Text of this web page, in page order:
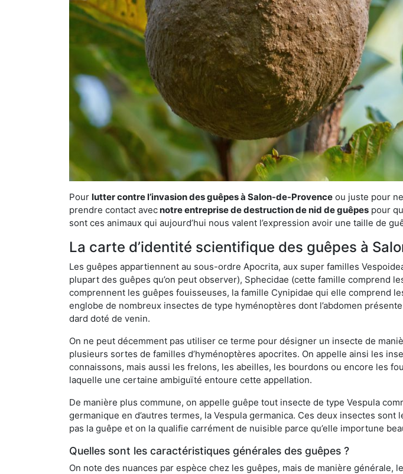
Pour lutter contre l’invasion des guêpes à Salon-de-Provence ou juste pour
prendre contact avecnotre entreprise de destruction de nid de guêpes pour
sont ces animaux qui aujourd’hui nous valent l’expression avoir une taille de
La carte d’identité scientifique des guêpes à
Les guêpes appartiennent au sous-ordre Apocrita, aux super familles
plupart des guêpes qu’on peut observer), Sphecidae (cette famille comprend
comprennent les guêpes fouisseuses, la famille Cynipidae qui elle comprend
englobe de nombreux insectes de type hyménoptères dont l’abdomen
dard doté de venin.
On ne peut décemment pas utiliser ce terme pour désigner un insecte de
plusieurs sortes de familles d’hyménoptères apocrites. On appelle ainsi les
connaissons, mais aussi les frelons, les abeilles, les bourdons ou encore les
laquelle une certaine ambiguïté entoure cette appellation.
De manière plus commune, on appelle guêpe tout insecte de type Vespula
germanique en d’autres termes, la Vespula germanica. Ces deux insectes
pas la guêpe et on la qualifie carrément de nuisible parce qu’elle importune
Quelles sont les caractéristiques générales des guêpes ?
On note des nuances par espèce chez les guêpes, mais de manière générale,